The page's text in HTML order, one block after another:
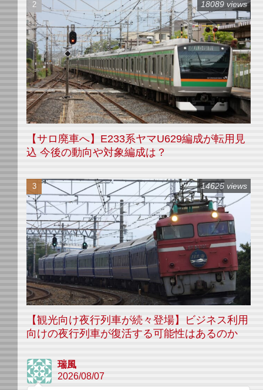
【サロ廃車へ】E233系ヤマU629編成が転用見
込 今後の動向や対象編成は？
18089 views
【観光向け夜行列車が続々登場】ビジネス利用
向けの夜行列車が復活する可能性はあるのか
14625 views
瑞風
2026/08/07